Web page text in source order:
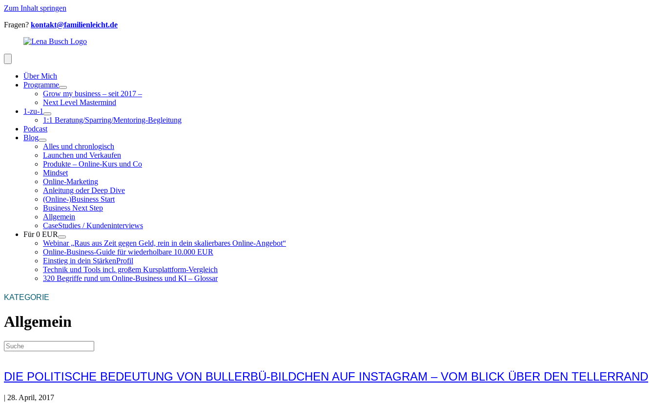
Zum Inhalt springen
Fragen? kontakt@familienleicht.de
Über Mich
Programme
Grow my business – seit 2017 –
Next Level Mastermind
1-zu-1
1:1 Beratung/Sparring/Mentoring-Begleitung
Podcast
Blog
Alles und chronlogisch
Launchen und Verkaufen
Produkte – Online-Kurs und Co
Mindset
Online-Marketing
Anleitung oder Deep Dive
(Online-)Business Start
Business Next Step
Allgemein
CaseStudies / Kundeninterviews
Für 0 EUR
Webinar „Raus aus Zeit gegen Geld, rein in dein skalierbares Online-Angebot“
Online-Business-Guide für wiederholbare 10.000 EUR
Einstieg in dein StärkenProfil
Technik und Tools incl. großem Kursplattform-Vergleich
320 Begriffe rund um Online-Business und KI – Glossar
KATEGORIE
Allgemein
DIE POLITISCHE BEDEUTUNG VON BULLERBÜ-BILDCHEN AUF INSTAGRAM – VOM BLICK ÜBER DEN TELLERRAND
| 28. April, 2017